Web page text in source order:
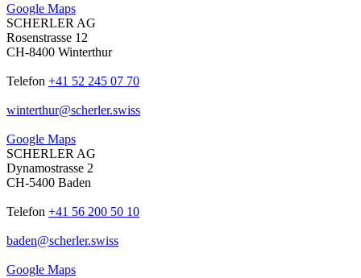
Google Maps
SCHERLER AG
Rosenstrasse 12
CH-8400 Winterthur
Telefon +41 52 245 07 70
winterthur@scherler.swiss
Google Maps
SCHERLER AG
Dynamostrasse 2
CH-5400 Baden
Telefon +41 56 200 50 10
baden@scherler.swiss
Google Maps